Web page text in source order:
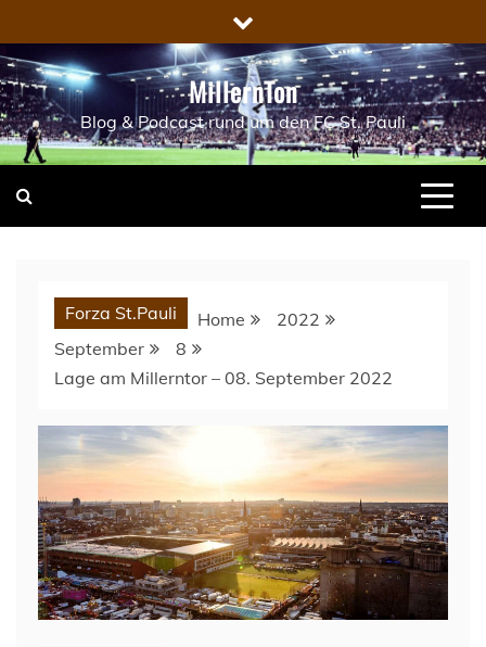
to
content
MillernTon
Blog & Podcast rund um den FC St. Pauli
Forza St.Pauli Home
2022
September
8
Lage am Millerntor – 08. September 2022